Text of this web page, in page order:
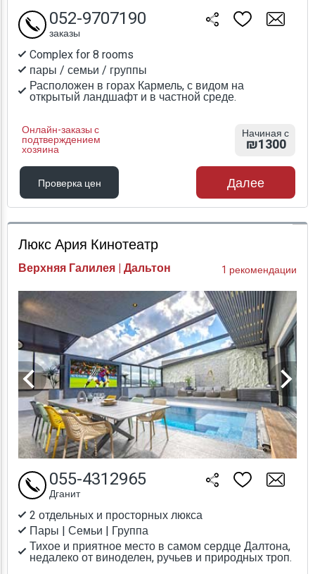
Complex for 8 rooms
пары / семьи / группы
Расположен в горах Кармель, с видом на
открытый ландшафт и в частной среде.
Онлайн-заказы с
подтверждением
хозяина
052-9707190
заказы
Начиная с
₪1300
Проверка цен
Проверка цен
Далее
Люкс Ария Кинотеатр
Верхняя Галилея | Дальтон 1 рекомендации
2 отдельных и просторных люкса
Пары | Семьи | Группа
Тихое и приятное место в самом сердце Далтона,
недалеко от виноделен, ручьев и природных троп.
055-4312965
Дганит